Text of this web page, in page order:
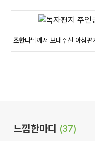
조한나님께서 보내주신 아침편
느낌한마디 (37)